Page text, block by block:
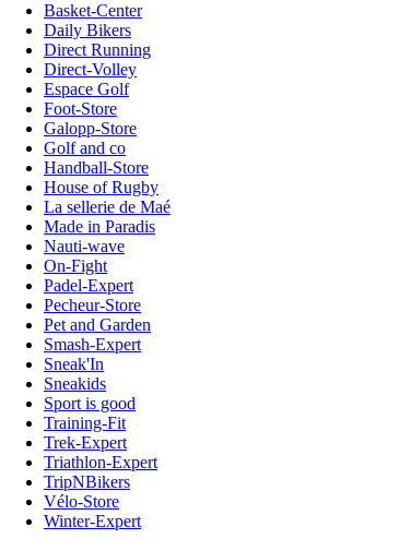
Basket-Center
Daily Bikers
Direct Running
Direct-Volley
Espace Golf
Foot-Store
Galopp-Store
Golf and co
Handball-Store
House of Rugby
La sellerie de Maé
Made in Paradis
Nauti-wave
On-Fight
Padel-Expert
Pecheur-Store
Pet and Garden
Smash-Expert
Sneak'In
Sneakids
Sport is good
Training-Fit
Trek-Expert
Triathlon-Expert
TripNBikers
Vélo-Store
Winter-Expert